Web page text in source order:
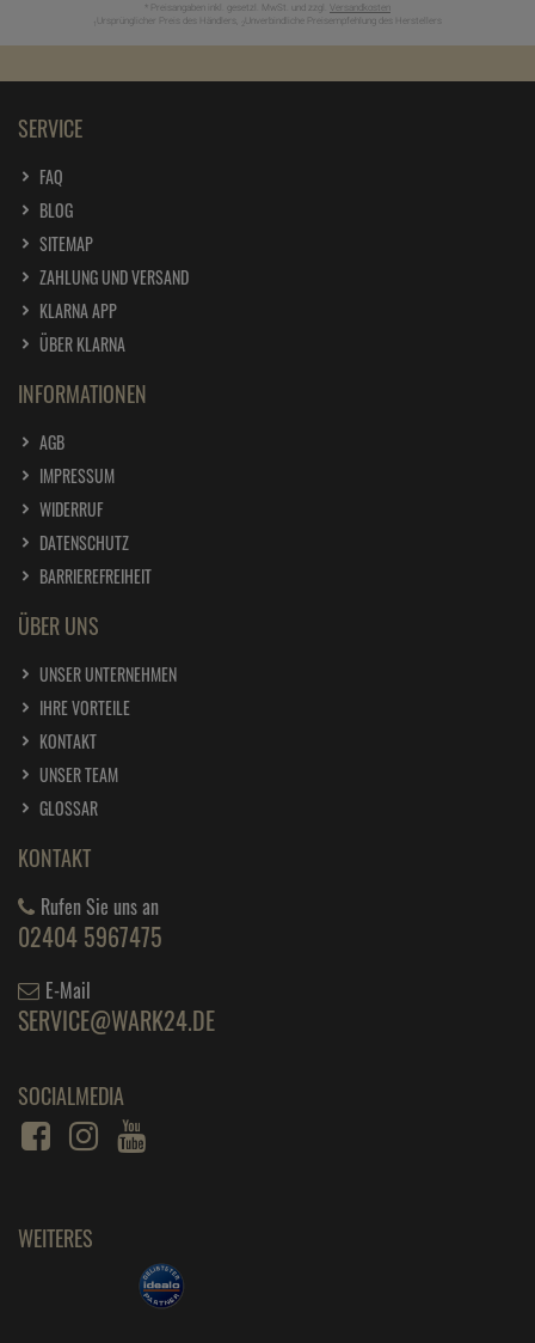
* Preisangaben inkl. gesetzl. MwSt. und zzgl. Versandkosten
Ursprünglicher Preis des Händlers, Unverbindliche Preisempfehlung des Herstellers
SERVICE
FAQ
BLOG
SITEMAP
ZAHLUNG UND VERSAND
KLARNA APP
ÜBER KLARNA
INFORMATIONEN
AGB
IMPRESSUM
WIDERRUF
DATENSCHUTZ
BARRIEREFREIHEIT
ÜBER UNS
UNSER UNTERNEHMEN
IHRE VORTEILE
KONTAKT
UNSER TEAM
GLOSSAR
KONTAKT
Rufen Sie uns an
02404 5967475
E-Mail
SERVICE@WARK24.DE
SOCIALMEDIA
WEITERES